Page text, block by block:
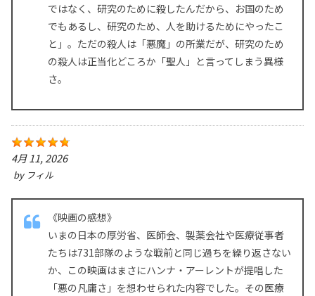
ではなく、研究のために殺したんだから、お国のため
でもあるし、研究のため、人を助けるためにやったこ
と」。ただの殺人は「悪魔」の所業だが、研究のため
の殺人は正当化どころか「聖人」と言ってしまう異様
さ。
4月 11, 2026
by フィル
《映画の感想》
いまの日本の厚労省、医師会、製薬会社や医療従事者
たちは731部隊のような戦前と同じ過ちを繰り返さない
か、この映画はまさにハンナ・アーレントが提唱した
「悪の凡庸さ」を想わせられた内容でした。その医療